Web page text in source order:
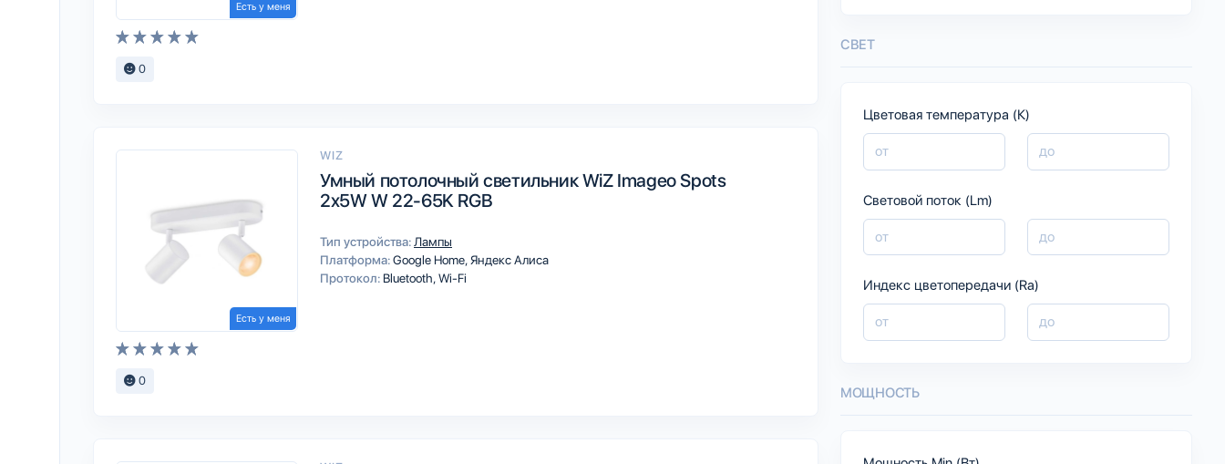
Есть у меня
0
Есть у меня
WIZ
Умный потолочный светильник WiZ Imageo Spots
2x5W W 22-65K RGB
Тип устройства: Лампы
Платформа:Google HomeЯндекс Алиса
Протокол: BluetoothWi-Fi
0
СВЕТ
Цветовая температура (К)
Световой поток (Lm)
Индекс цветопередачи (Ra)
МОЩНОСТЬ